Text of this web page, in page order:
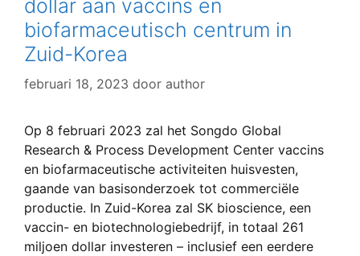
dollar aan vaccins en
biofarmaceutisch centrum in
Zuid-Korea
februari 18, 2023 door author
Op 8 februari 2023 zal het Songdo Global
Research & Process Development Center vaccins
en biofarmaceutische activiteiten huisvesten,
gaande van basisonderzoek tot commerciële
productie. In Zuid-Korea zal SK bioscience, een
vaccin- en biotechnologiebedrijf, in totaal 261
miljoen dollar investeren – inclusief een eerdere